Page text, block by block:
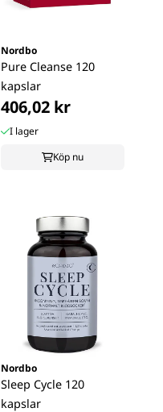
Nordbo
Pure Cleanse 120
kapslar
406,02 kr
I lager
Köp nu
Nordbo
Sleep Cycle 120
kapslar